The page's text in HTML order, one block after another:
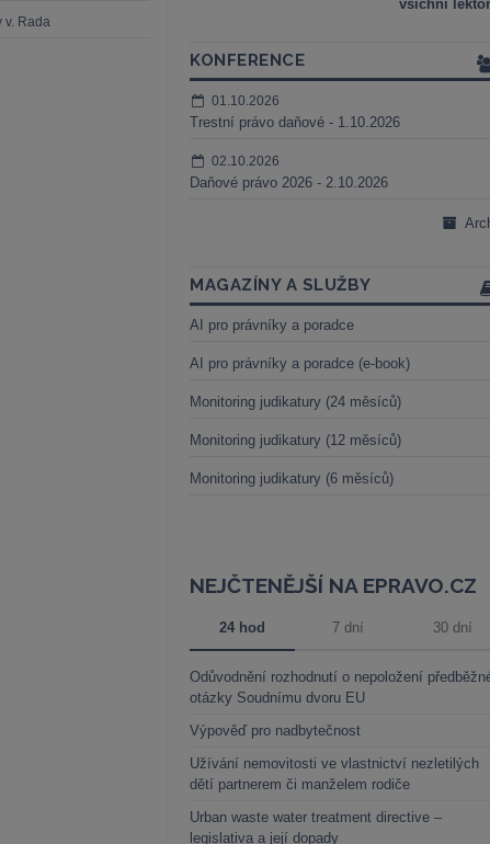
v. Rada
všichni
KONFERENCE
01.10.2026
Trestní právo daňové - 1.10.2026
02.10.2026
Daňové právo 2026 - 2.10.2026
MAGAZÍNY A SLUŽBY
AI pro právníky a poradce
AI pro právníky a poradce (e-book)
Monitoring judikatury (24 měsíců)
Monitoring judikatury (12 měsíců)
Monitoring judikatury (6 měsíců)
NEJČTENĚJŠÍ NA EPRAVO.CZ
24 hod 7 dní 30 dní
Odůvodnění rozhodnutí o nepoložení
otázky Soudnímu dvoru EU
Výpověď pro nadbytečnost
Užívání nemovitosti ve vlastnictví nezletilých
dětí partnerem či manželem rodiče
Urban waste water treatment directive –
legislativa a její dopady